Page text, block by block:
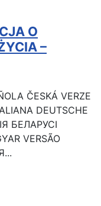
O
–
ČESKÁ VERZE
DEUTSCHE
БЕЛАРУСІ
VERSÃO